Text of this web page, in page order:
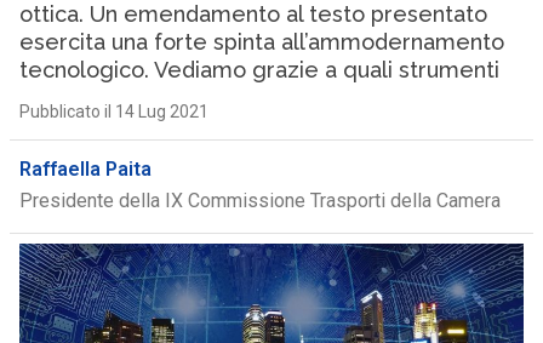
ottica. Un emendamento al testo presentato
esercita una forte spinta all’ammodernamento
tecnologico. Vediamo grazie a quali strumenti
Pubblicato il 14 Lug 2021
Raffaella Paita
Presidente della IX Commissione Trasporti della Camera